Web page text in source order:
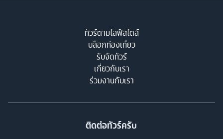
ทัวร์ตามไลฟ์สไตล์
บล็อกท่องเที่ยว
รับจัดทัวร์
เกี่ยวกับเรา
ร่วมงานกับเรา
ติดต่อทัวร์ครับ